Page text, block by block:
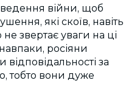
війни, щоб
які скоїв, навіть
звертає уваги на ці
росіяни
за
тобто вони дуже